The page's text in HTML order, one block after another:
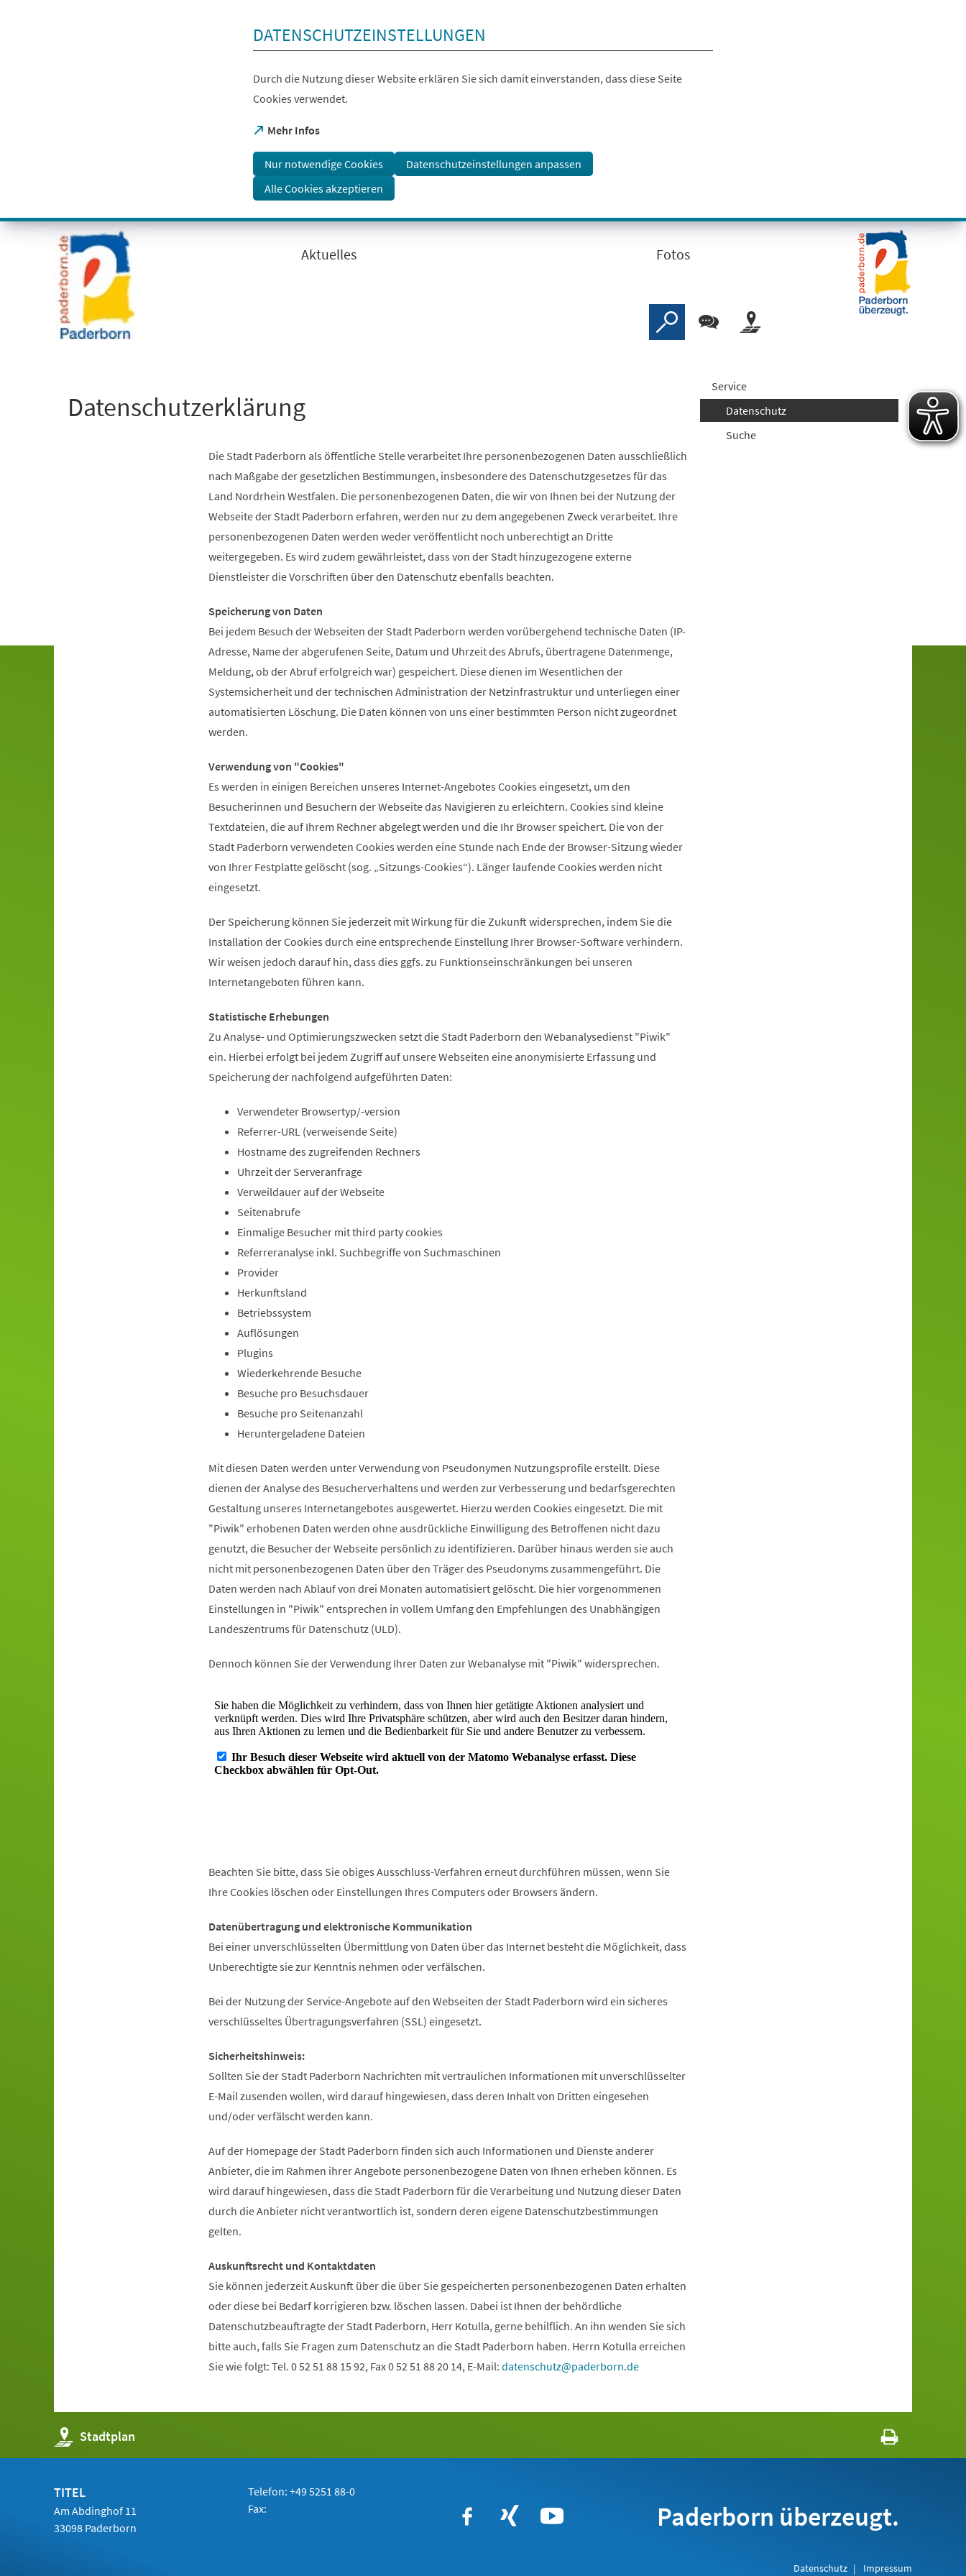
Visuelle
Assistenzsoftware
DATENSCHUTZEINSTELLUNGEN
Durch die Nutzung dieser Website erklären Sie sich damit einverstanden, dass diese Seite
Cookies verwendet.
Mehr Infos
(Öffnet
einem
neuen
Tab)
Nur notwendige Cookies
Datenschutzeinstellungen anpassen
Alle Cookies akzeptieren
Aktuelles Fotos
Datenschutzerklärung
Die Stadt Paderborn als öffentliche Stelle verarbeitet Ihre personenbezogenen Daten ausschließlich
nach Maßgabe der gesetzlichen Bestimmungen, insbesondere des Datenschutzgesetzes für das
Land Nordrhein Westfalen. Die personenbezogenen Daten, die wir von Ihnen bei der Nutzung der
Webseite der Stadt Paderborn erfahren, werden nur zu dem angegebenen Zweck verarbeitet. Ihre
personenbezogenen Daten werden weder veröffentlicht noch unberechtigt an Dritte
weitergegeben. Es wird zudem gewährleistet, dass von der Stadt hinzugezogene externe
Dienstleister die Vorschriften über den Datenschutz ebenfalls beachten.
Speicherung von Daten
Bei jedem Besuch der Webseiten der Stadt Paderborn werden vorübergehend technische Daten (IP-
Adresse, Name der abgerufenen Seite, Datum und Uhrzeit des Abrufs, übertragene Datenmenge,
Meldung, ob der Abruf erfolgreich war) gespeichert. Diese dienen im Wesentlichen der
Systemsicherheit und der technischen Administration der Netzinfrastruktur und unterliegen einer
automatisierten Löschung. Die Daten können von uns einer bestimmten Person nicht zugeordnet
werden.
Verwendung von "Cookies"
Es werden in einigen Bereichen unseres Internet-Angebotes Cookies eingesetzt, um den
Besucherinnen und Besuchern der Webseite das Navigieren zu erleichtern. Cookies sind kleine
Textdateien, die auf Ihrem Rechner abgelegt werden und die Ihr Browser speichert. Die von der
Stadt Paderborn verwendeten Cookies werden eine Stunde nach Ende der Browser-Sitzung wieder
von Ihrer Festplatte gelöscht (sog. „Sitzungs-Cookies“). Länger laufende Cookies werden nicht
eingesetzt.
Der Speicherung können Sie jederzeit mit Wirkung für die Zukunft widersprechen, indem Sie die
Installation der Cookies durch eine entsprechende Einstellung Ihrer Browser-Software verhindern.
Wir weisen jedoch darauf hin, dass dies ggfs. zu Funktionseinschränkungen bei unseren
Internetangeboten führen kann.
Statistische Erhebungen
Zu Analyse- und Optimierungszwecken setzt die Stadt Paderborn den Webanalysedienst "Piwik"
ein. Hierbei erfolgt bei jedem Zugriff auf unsere Webseiten eine anonymisierte Erfassung und
Speicherung der nachfolgend aufgeführten Daten:
Verwendeter Browsertyp/-version
Referrer-URL (verweisende Seite)
Hostname des zugreifenden Rechners
Uhrzeit der Serveranfrage
Verweildauer auf der Webseite
Seitenabrufe
Einmalige Besucher mit third party cookies
Referreranalyse inkl. Suchbegriffe von Suchmaschinen
Provider
Herkunftsland
Betriebssystem
Auflösungen
Plugins
Wiederkehrende Besuche
Besuche pro Besuchsdauer
Besuche pro Seitenanzahl
Heruntergeladene Dateien
Mit diesen Daten werden unter Verwendung von Pseudonymen Nutzungsprofile erstellt. Diese
dienen der Analyse des Besucherverhaltens und werden zur Verbesserung und bedarfsgerechten
Gestaltung unseres Internetangebotes ausgewertet. Hierzu werden Cookies eingesetzt. Die mit
"Piwik" erhobenen Daten werden ohne ausdrückliche Einwilligung des Betroffenen nicht dazu
genutzt, die Besucher der Webseite persönlich zu identifizieren. Darüber hinaus werden sie auch
nicht mit personenbezogenen Daten über den Träger des Pseudonyms zusammengeführt. Die
Daten werden nach Ablauf von drei Monaten automatisiert gelöscht. Die hier vorgenommenen
Einstellungen in "Piwik" entsprechen in vollem Umfang den Empfehlungen des Unabhängigen
Landeszentrums für Datenschutz (ULD).
Dennoch können Sie der Verwendung Ihrer Daten zur Webanalyse mit "Piwik" widersprechen.
Beachten Sie bitte, dass Sie obiges Ausschluss-Verfahren erneut durchführen müssen, wenn Sie
Ihre Cookies löschen oder Einstellungen Ihres Computers oder Browsers ändern.
Datenübertragung und elektronische Kommunikation
Bei einer unverschlüsselten Übermittlung von Daten über das Internet besteht die Möglichkeit, dass
Unberechtigte sie zur Kenntnis nehmen oder verfälschen.
Bei der Nutzung der Service-Angebote auf den Webseiten der Stadt Paderborn wird ein sicheres
verschlüsseltes Übertragungsverfahren (SSL) eingesetzt.
Sicherheitshinweis:
Sollten Sie der Stadt Paderborn Nachrichten mit vertraulichen Informationen mit unverschlüsselter
E-Mail zusenden wollen, wird darauf hingewiesen, dass deren Inhalt von Dritten eingesehen
und/oder verfälscht werden kann.
Auf der Homepage der Stadt Paderborn finden sich auch Informationen und Dienste anderer
Anbieter, die im Rahmen ihrer Angebote personenbezogene Daten von Ihnen erheben können. Es
wird darauf hingewiesen, dass die Stadt Paderborn für die Verarbeitung und Nutzung dieser Daten
durch die Anbieter nicht verantwortlich ist, sondern deren eigene Datenschutzbestimmungen
gelten.
Auskunftsrecht und Kontaktdaten
Sie können jederzeit Auskunft über die über Sie gespeicherten personenbezogenen Daten erhalten
oder diese bei Bedarf korrigieren bzw. löschen lassen. Dabei ist Ihnen der behördliche
Datenschutzbeauftragte der Stadt Paderborn, Herr Kotulla, gerne behilflich. An ihn wenden Sie sich
bitte auch, falls Sie Fragen zum Datenschutz an die Stadt Paderborn haben. Herrn Kotulla erreichen
Sie wie folgt: Tel. 0 52 51 88 15 92, Fax 0 52 51 88 20 14, E-Mail: datenschutz paderborn de
Service
Datenschutz
Suche
Stadtplan
(Öffnet
in
einem
Tab)
TITEL
Am Abdinghof 11
33098 Paderborn
Telefon: +49 5251 88-0
Fax:
Paderborn überzeugt.
Datenschutz Impressum